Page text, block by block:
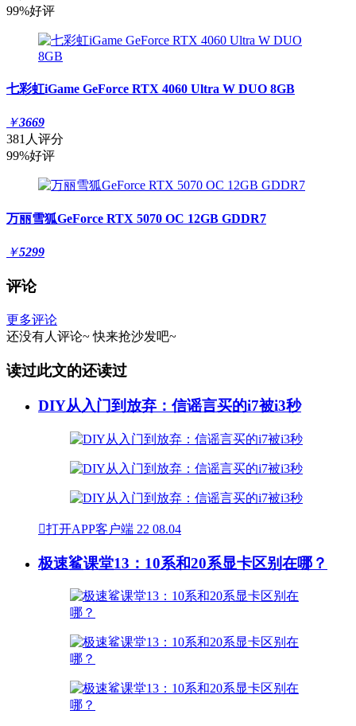
99%好评
七彩虹iGame GeForce RTX 4060 Ultra W DUO 8GB
￥3669
381人评分
99%好评
万丽雪狐GeForce RTX 5070 OC 12GB GDDR7
￥5299
评论
更多评论
还没有人评论~ 快来抢沙发吧~
读过此文的还读过
DIY从入门到放弃：信谣言买的i7被i3秒
打开APP客户端 22 08.04
极速鲨课堂13：10系和20系显卡区别在哪？